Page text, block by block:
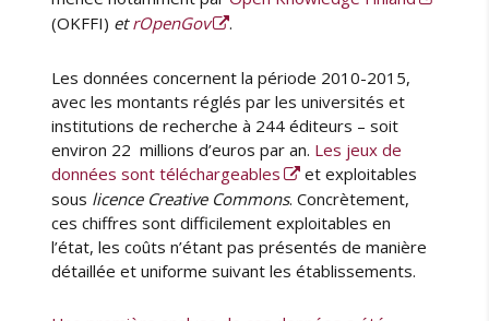
(OKFFI) etrOpenGov .
Les données concernent la période 2010-2015,
avec les montants réglés par les universités et
institutions de recherche à 244 éditeurs – soit
environ 22 millions d’euros par an. Les jeux de
données sont téléchargeables
et exploitables
sous licence Creative Commons. Concrètement,
ces chiffres sont difficilement exploitables en
l’état, les coûts n’étant pas présentés de manière
détaillée et uniforme suivant les établissements.